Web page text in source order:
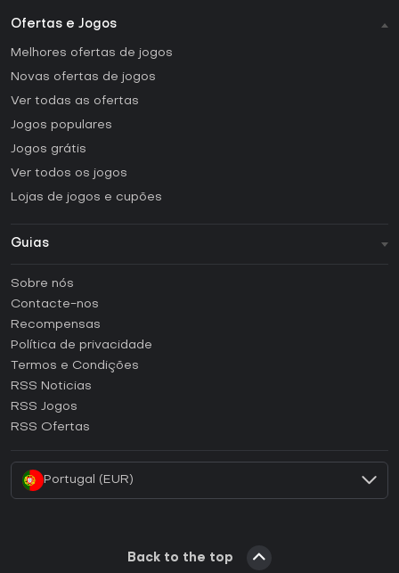
Ofertas e Jogos
Melhores ofertas de jogos
Novas ofertas de jogos
Ver todas as ofertas
Jogos populares
Jogos grátis
Ver todos os jogos
Lojas de jogos e cupões
Guias
Como ativar uma CD Key Steam?
Como ativar uma CD Key Epic Games?
Como ativar uma CD Key GOG?
Como ativar uma CD Key Ubisoft Connect?
Sobre nós
Contacte-nos
Recompensas
Política de privacidade
Termos e Condições
RSS Noticias
RSS Jogos
RSS Ofertas
Portugal (EUR)
Back to the top